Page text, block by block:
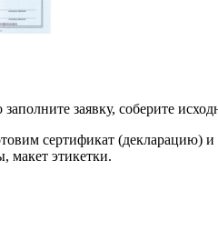
заявку, соберите
сертификат (декларацию)
макет этикетки.